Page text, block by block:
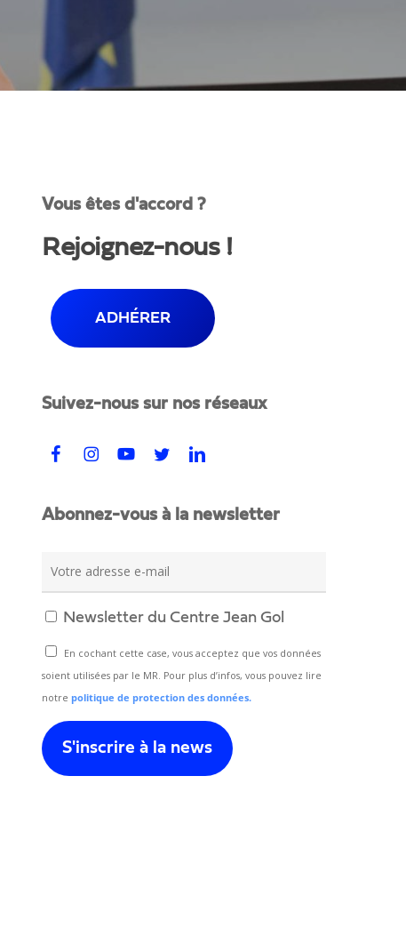
Vous êtes d'accord ?
Rejoignez-nous !
ADHÉRER
Suivez-nous sur nos réseaux
Abonnez-vous à la newsletter
Newsletter du Centre Jean Gol
En cochant cette case, vous acceptez que vos données
soient utilisées par le MR. Pour plus d’infos, vous pouvez lire
notre politique de protection des données.